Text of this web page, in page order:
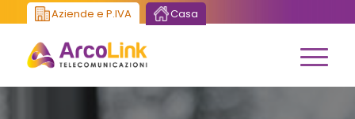
Aziende e P.IVA Casa